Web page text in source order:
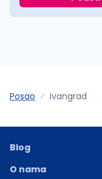
Posao Ivangrad
Blog
O nama